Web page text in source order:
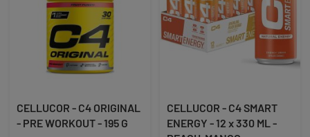
CELLUCOR - C4 ORIGINAL
- PRE WORKOUT - 195 G
CELLUCOR - C4 SMART
ENERGY - 12 x 330 ML -